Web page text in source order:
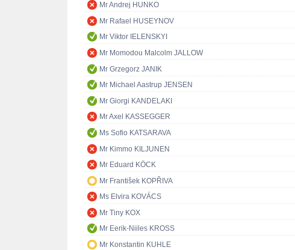
Mr Andrej HUNKO
Mr Rafael HUSEYNOV
Mr Viktor IELENSKYI
Mr Momodou Malcolm JALLOW
Mr Grzegorz JANIK
Mr Michael Aastrup JENSEN
Mr Giorgi KANDELAKI
Mr Axel KASSEGGER
Ms Sofio KATSARAVA
Mr Kimmo KILJUNEN
Mr Eduard KÖCK
Mr František KOPŘIVA
Ms Elvira KOVÁCS
Mr Tiny KOX
Mr Eerik-Niiles KROSS
Mr Konstantin KUHLE